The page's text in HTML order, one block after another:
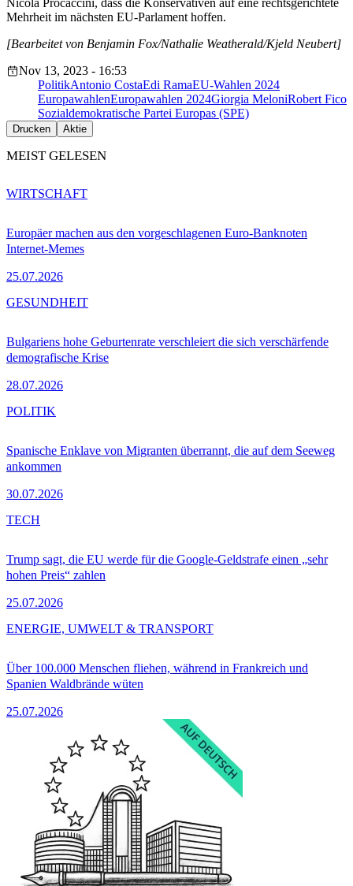
Mehrheit im nächsten EU-Parlament hoffen.
[Bearbeitet von Benjamin Fox/Nathalie Weatherald/Kjeld Neubert]
Nov 13, 2023 - 16:53
PolitikAntonio CostaEdi RamaEU-Wahlen 2024
EuropawahlenEuropawahlen 2024Giorgia MeloniRobert Fico
Sozialdemokratische Partei Europas (SPE)
Drucken Aktie
MEIST GELESEN
Europäer machen aus den vorgeschlagenen Euro-Banknoten
Internet-Memes
25.07.2026
WIRTSCHAFT
Bulgariens hohe Geburtenrate verschleiert die sich verschärfende
demografische Krise
28.07.2026
GESUNDHEIT
Spanische Enklave von Migranten überrannt, die auf dem Seeweg
ankommen
30.07.2026
POLITIK
Trump sagt, die EU werde für die Google-Geldstrafe einen „sehr
hohen Preis“ zahlen
25.07.2026
TECH
Über 100.000 Menschen fliehen, während in Frankreich und
Spanien Waldbrände wüten
25.07.2026
ENERGIE, UMWELT & TRANSPORT